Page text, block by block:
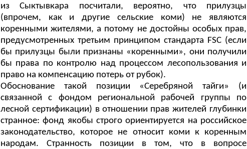
из Сыктывкара посчитали, вероятно, что прилузцы
(впрочем, как и другие сельские коми) не являются
коренными жителями, а потому не достойны особых прав,
предусмотренных третьим принципом стандарта FSC (если
бы прилузцы были признаны «коренными», они получили
бы права по контролю над процессом лесопользования и
право на компенсацию потерь от рубок).
Обоснование такой позиции «Серебряной тайги» (и
связанной с фондом региональной рабочей группы по
лесной сертификации) в отношении прав жителей глубинки
странное: фонд якобы строго ориентируется на российское
законодательство, которое не относит коми к коренным
народам. Странность позиции в том, что в вопросе